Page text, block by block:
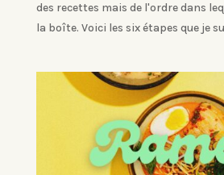
des recettes mais de l'ordre dans
la boîte. Voici les six étapes que je